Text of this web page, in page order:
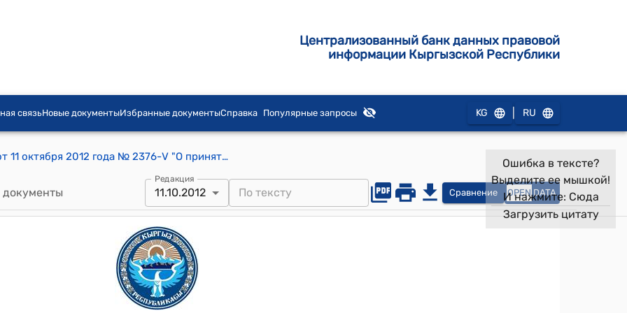
Централизованный банк данных правовой
информации Кыргызской Республики
связьНовые документыИзбранные документыСправка Популярные запросы KG RU
Постановление Жогорку Кенеша КР от 11 октября 2012 года № 2376-V "О принятии Закона Кыргызской Республики "О ратификации Конвенции о привилегиях и иммунитетах Евразийского экономического сообщества, подписанной 19 декабря 2011 года в городе Москва"
Редакция
11.10.2012 Сравнение OPEN DATA
Ошибка в тексте?
Выделите ее мышкой!
И нажмите: Сюда
Загрузить цитату